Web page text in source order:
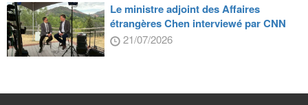
Le ministre adjoint des Affaires
étrangères Chen interviewé par CNN
21/07/2026